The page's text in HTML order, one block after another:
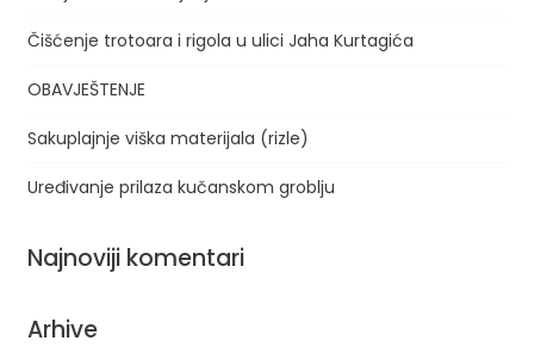
Čišćenje trotoara i rigola u ulici Jaha Kurtagića
OBAVJEŠTENJE
Sakuplajnje viška materijala (rizle)
Uređivanje prilaza kučanskom groblju
Najnoviji komentari
Arhive